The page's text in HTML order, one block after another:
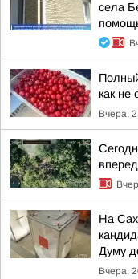
села
как не
Вчера,
вперед
На
Думу
Вчера,